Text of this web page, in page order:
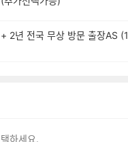
2년 전국 무상 방문 출장AS (1
하세요.